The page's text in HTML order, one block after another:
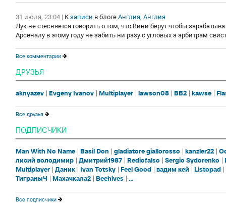
31 июля, 23:04 | К записи в блоге Англия, Англия
Лук не стесняется говорить о том, что Вини берут чтобы
Арсеналу в этому году не забить ни разу с угловых а арбитрам
Все комментарии
ДРУЗЬЯ
aknyazev Evgeny Ivanov Multiplayer lawson08 BB2 kawse
Все друзья
ПОДПИСЧИКИ
Man With No Name Basil Don gladiatore giallorosso kanzler22
лисий володимир Дмитрий1987 Rediofalso Sergio Sydorenko
Multiplayer Даник Ivan Totsky Feel Good вадим кей
Listopad
ТиграныЧ
Махачкала2 Beehives ...
Все подписчики